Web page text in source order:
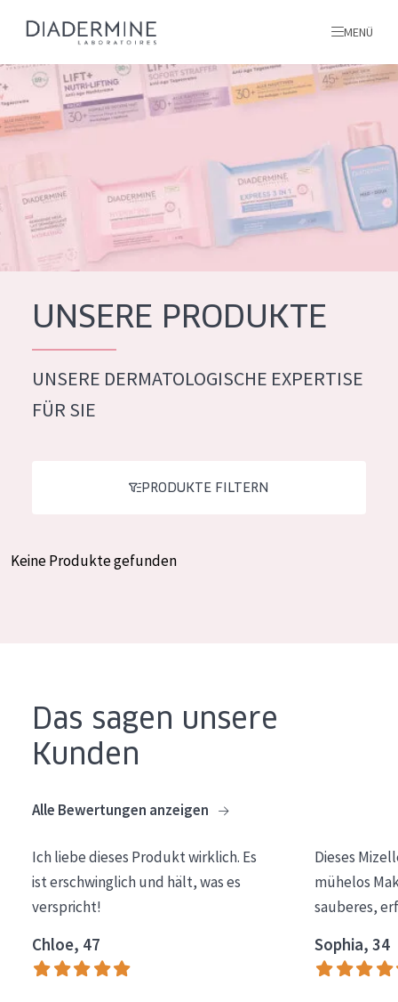
PRODUKTTYP
Feuchtigkeit und Ausstrahlung
Hautregeneration
PRODUKTTYP
Reinigung
Essentials
Lift+
Expert
Empfindliche Haut
ALLE PRODUKTE
Alle produkte
MENÜ
inhaltsstoffe
Über uns
Inspiration
Kontakt
French
UNSERE PRODUKTE
UNSERE DERMATOLOGISCHE EXPERTISE
FÜR SIE
PRODUKTE FILTERN
Keine Produkte gefunden
Das sagen unsere
Kunden
Alle Bewertungen anzeigen
Ich liebe dieses Produkt wirklich. Es
ist erschwinglich und hält, was es
verspricht!
Chloe, 47
Dieses
mühelos
sauberes,
Sophia, 34